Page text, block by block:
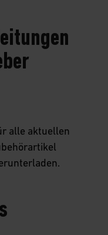
alle aktuellen